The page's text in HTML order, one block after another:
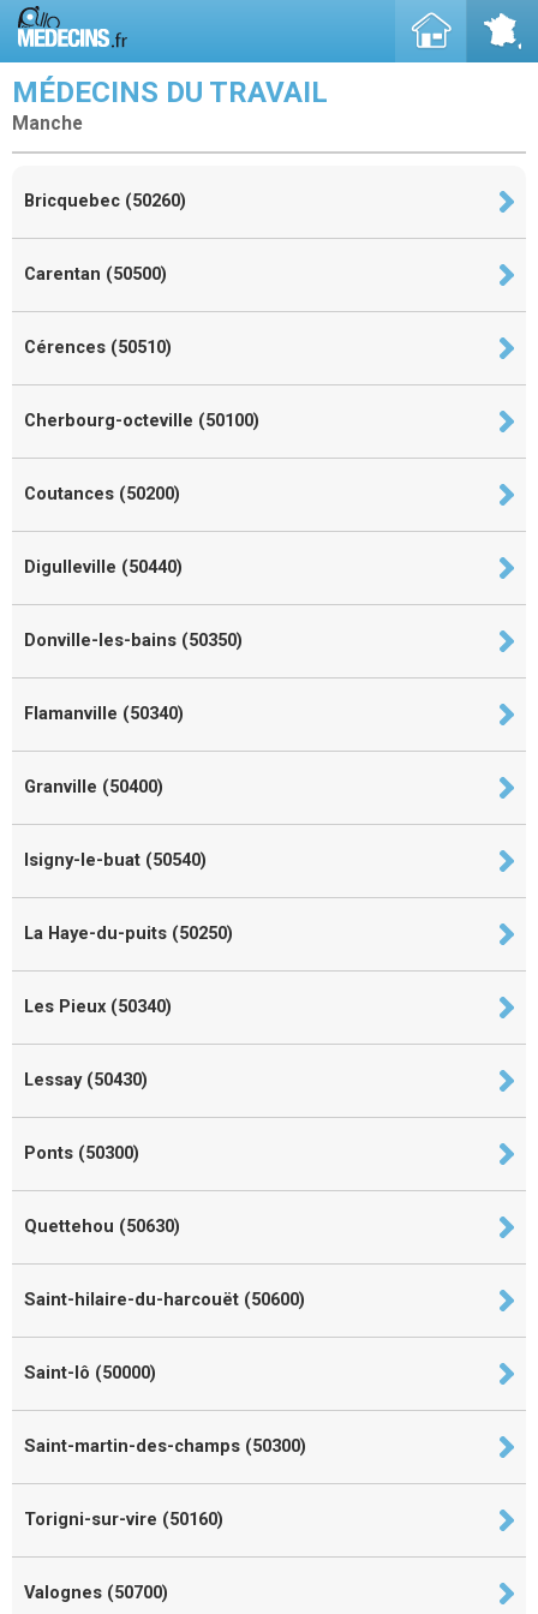
MÉDECINS DU TRAVAIL
Manche
Bricquebec (50260)
Carentan (50500)
Cérences (50510)
Cherbourg-octeville (50100)
Coutances (50200)
Digulleville (50440)
Donville-les-bains (50350)
Flamanville (50340)
Granville (50400)
Isigny-le-buat (50540)
La Haye-du-puits (50250)
Les Pieux (50340)
Lessay (50430)
Ponts (50300)
Quettehou (50630)
Saint-hilaire-du-harcouët (50600)
Saint-lô (50000)
Saint-martin-des-champs (50300)
Torigni-sur-vire (50160)
Valognes (50700)